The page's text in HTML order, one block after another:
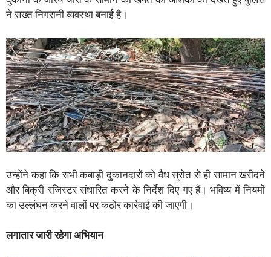
ने सख्त निगरानी व्यवस्था बनाई है।
उन्होंने कहा कि सभी कबाड़ी दुकानदारों को वैध स्रोत से ही सामान खरीदने
और बिक्री रजिस्टर संधारित करने के निर्देश दिए गए हैं। भविष्य में नियमों
का उल्लंघन करने वालों पर कठोर कार्रवाई की जाएगी।
लगातार जारी रहेगा अभियान